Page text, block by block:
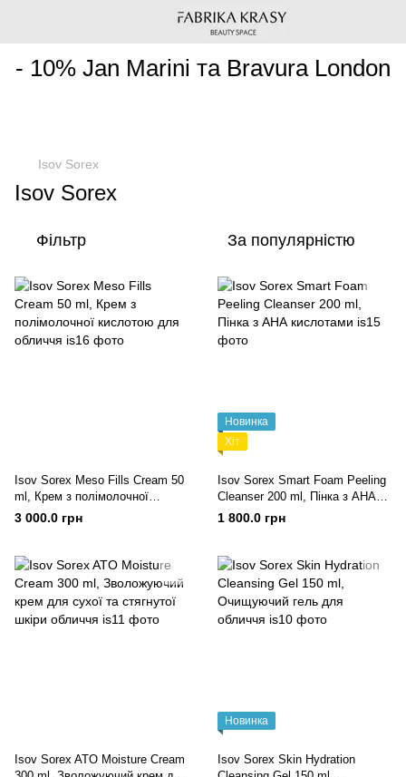
- 10% Jan Marini та Bravura London
Isov Sorex
Isov Sorex
Фільтр За популярністю
Isov Sorex Meso Fills Cream 50
ml, Крем з полімолочної
кислотою для обличчя
3 000.0 грн
Новинка
Хіт
Isov Sorex Smart Foam Peeling
Cleanser 200 ml, Пінка з АНА
кислотами
1 800.0 грн
Isov Sorex ATO Moisture Cream
Новинка
Isov Sorex Skin Hydration